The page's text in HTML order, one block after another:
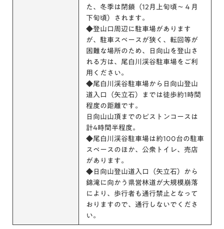
た、冬季は閉鎖（12月上旬頃～４月
下旬頃）されます。
◆登山口周辺に駐車場があります
が、駐車スペースが狭く、転回等が
困難な場所のため、日向山を登山さ
れる方は、尾白川渓谷駐車場をご利
用ください。
◆尾白川渓谷駐車場から日向山登山
道入口（矢立石）までは徒歩約1時間
程度の距離です。
日向山山頂までのピストンコースは
計4時間半程度。
◆尾白川渓谷駐車場は約100台の駐車
スペースのほか、公衆トイレ、売店
があります。
◆日向山登山道入口（矢立石）から
錦滝に向かう県営林道が大規模崩落
により、歩行者も通行禁止となって
おりますので、通行しないでくださ
い。